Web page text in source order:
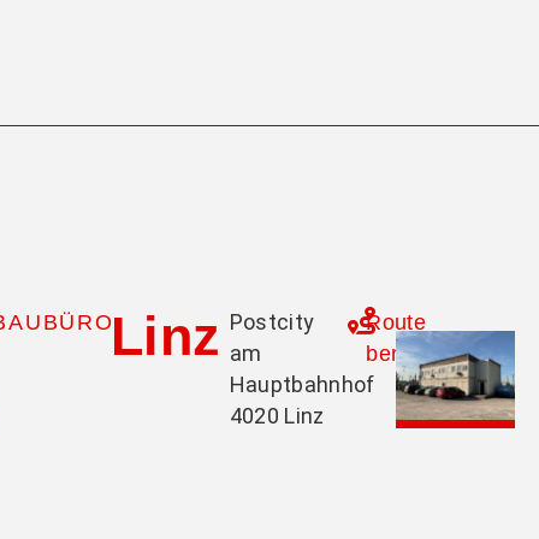
Linz Postcity
am
Hauptbahnhof
4020 Linz
Route
berechnen